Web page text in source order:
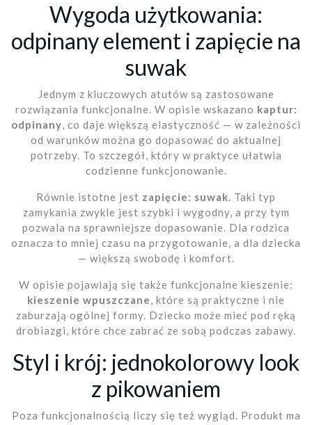
Wygoda użytkowania:
odpinany element i zapięcie na
suwak
Jednym z kluczowych atutów są zastosowane
rozwiązania funkcjonalne. W opisie wskazano kaptur:
odpinany, co daje większą elastyczność — w zależności
od warunków można go dopasować do aktualnej
potrzeby. To szczegół, który w praktyce ułatwia
codzienne funkcjonowanie.
Równie istotne jest zapięcie: suwak. Taki typ
zamykania zwykle jest szybki i wygodny, a przy tym
pozwala na sprawniejsze dopasowanie. Dla rodzica
oznacza to mniej czasu na przygotowanie, a dla dziecka
— większą swobodę i komfort.
W opisie pojawiają się także funkcjonalne kieszenie:
kieszenie wpuszczane, które są praktyczne i nie
zaburzają ogólnej formy. Dziecko może mieć pod ręką
drobiazgi, które chce zabrać ze sobą podczas zabawy.
Styl i krój: jednokolorowy look
z pikowaniem
Poza funkcjonalnością liczy się też wygląd. Produkt ma